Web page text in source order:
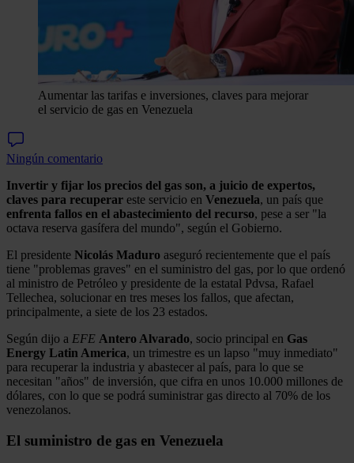
Aumentar las tarifas e inversiones, claves para mejorar
el servicio de gas en Venezuela
Ningún comentario
Invertir y fijar los precios del gas son, a juicio de expertos,
claves para recuperar este servicio en Venezuela, un país que
enfrenta fallos en el abastecimiento del recurso, pese a ser "la
octava reserva gasífera del mundo", según el Gobierno.
El presidente Nicolás Maduro aseguró recientemente que el país
tiene "problemas graves" en el suministro del gas, por lo que ordenó
al ministro de Petróleo y presidente de la estatal Pdvsa, Rafael
Tellechea, solucionar en tres meses los fallos, que afectan,
principalmente, a siete de los 23 estados.
Según dijo a EFE Antero Alvarado, socio principal en Gas
Energy Latin America, un trimestre es un lapso "muy inmediato"
para recuperar la industria y abastecer al país, para lo que se
necesitan "años" de inversión, que cifra en unos 10.000 millones de
dólares, con lo que se podrá suministrar gas directo al 70% de los
venezolanos.
El suministro de gas en Venezuela